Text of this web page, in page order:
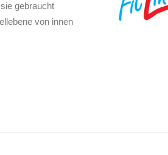
gebraucht
von innen